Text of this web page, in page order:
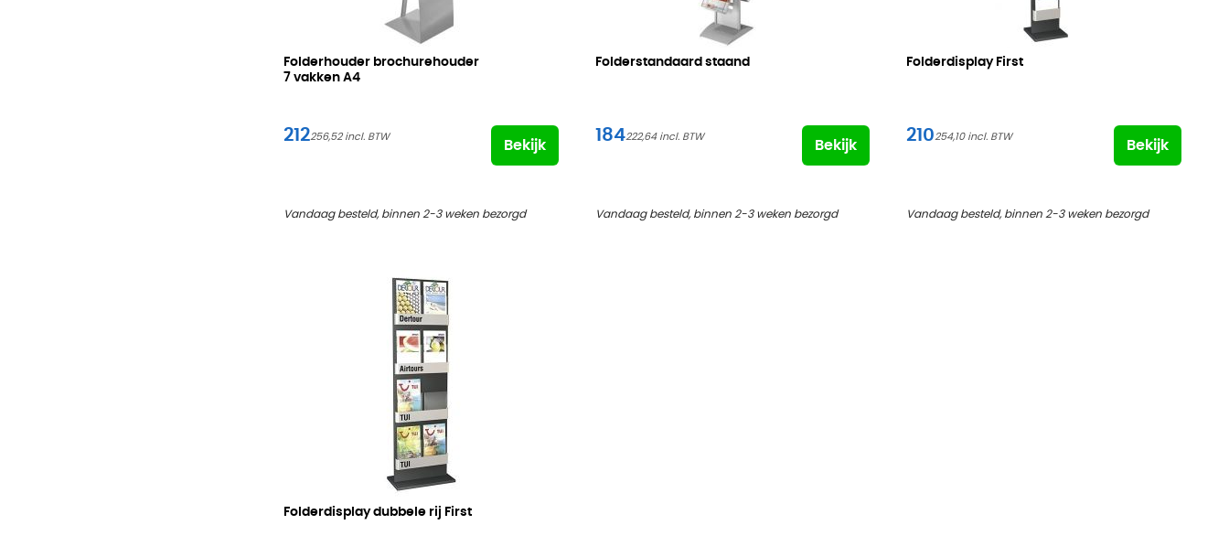
Folderhouder brochurehouder
7 vakken A4
212256,52
Bekijk
Vandaag besteld, binnen 2-3 weken bezorgd
Folderstandaard staand
184222,64
Bekijk
Vandaag besteld, binnen 2-3 weken bezorgd
Folderdisplay First
210254,10
Bekijk
Vandaag besteld, binnen 2-3 weken bezorgd
Folderdisplay dubbele rij First